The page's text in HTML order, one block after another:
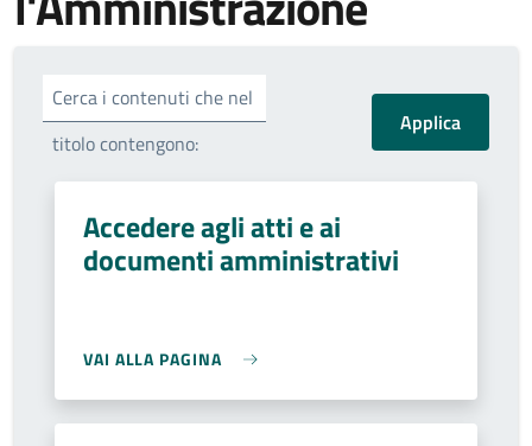
Cerca i contenuti che nel
titolo contengono:
Accedere agli atti e ai
documenti amministrativi
VAI ALLA PAGINA